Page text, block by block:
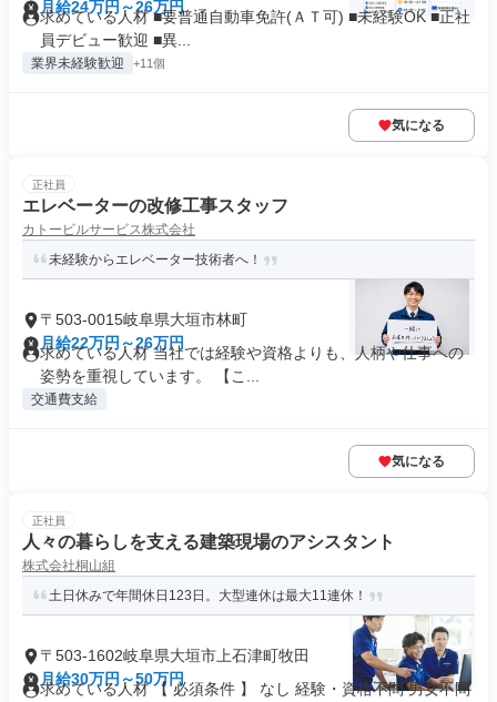
月給24万円～26万円
求めている人材 ■要普通自動車免許(ＡＴ可) ■未経験OK ■正社
員デビュー歓迎 ■異...
業界未経験歓迎 +11個
気になる
正社員
エレベーターの改修工事スタッフ
カトービルサービス株式会社
未経験からエレベーター技術者へ！
〒503-0015岐阜県大垣市林町
月給22万円～26万円
求めている人材 当社では経験や資格よりも、人柄や仕事への
姿勢を重視しています。 【こ...
交通費支給
気になる
正社員
人々の暮らしを支える建築現場のアシスタント
株式会社桐山組
土日休みで年間休日123日。大型連休は最大11連休！
〒503-1602岐阜県大垣市上石津町牧田
月給30万円～50万円
求めている人材 【 必須条件 】 なし 経験・資格不問 男女不問